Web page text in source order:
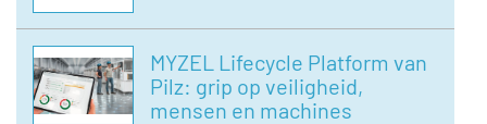
MYZEL Lifecycle Platform van
Pilz: grip op veiligheid,
mensen en machines